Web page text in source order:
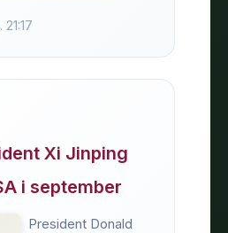
Xi Jinping
i september
President Donald